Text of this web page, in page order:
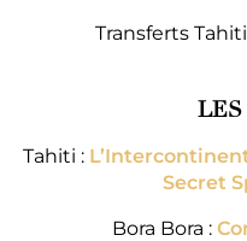
Transferts
Tahiti :
Secret
Bora Bora :